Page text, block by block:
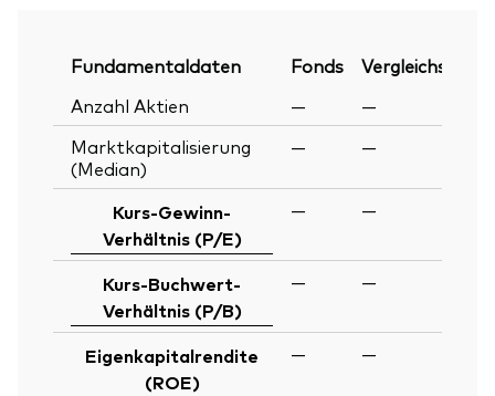
Fundamentaldaten Fonds
Vergleichsindex
Anzahl Aktien
—
—
Marktkapitalisierung
(Median)
— —
Kurs-Gewinn-
Verhältnis (P/E)
— —
Kurs-Buchwert-
Verhältnis (P/B)
— —
Eigenkapitalrendite
(ROE)
— —